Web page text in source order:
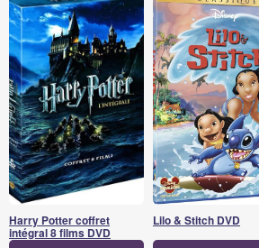
Harry Potter coffret
intégral 8 films DVD
Lilo & Stitch DVD